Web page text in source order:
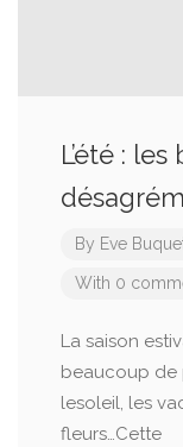
L’été :
By Eve
With 0
La saison
beaucoup de
lesoleil, les
fleurs…Cette